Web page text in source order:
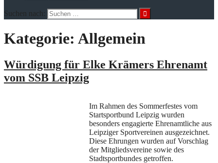
Suchen nach:
Kategorie: Allgemein
Würdigung für Elke Krämers Ehrenamt
vom SSB Leipzig
Im Rahmen des Sommerfestes vom
Startsportbund Leipzig wurden
besonders engagierte Ehrenamtliche aus
Leipziger Sportvereinen ausgezeichnet.
Diese Ehrungen wurden auf Vorschlag
der Mitgliedsvereine sowie des
Stadtsportbundes getroffen.